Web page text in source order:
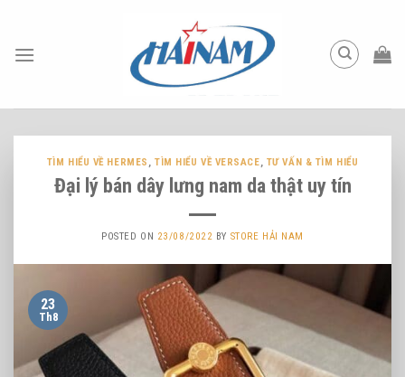
content
TÌM HIỂU VỀ HERMES , TÌM HIỂU VỀ VERSACE, TƯ VẤN & TÌM HIỂU
Đại lý bán dây lưng nam da thật uy tín
POSTED ON 23/08/2022 BY STORE HẢI NAM
23
Th8